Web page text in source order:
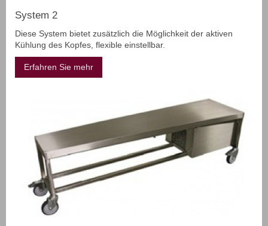
System 2
Diese System bietet zusätzlich die Möglichkeit der aktiven
Kühlung des Kopfes, flexible einstellbar.
Erfahren Sie mehr